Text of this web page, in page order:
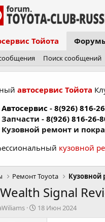
Тойота
Поиск сообщений
автосервис Тойота
Автосервис - 8(926) 816-
Запчасти - 8(926) 816-26-
Кузовной ремонт и
кузовной
Ремонт Toyota Кузовной
Signal
Д
18 Июн 2024